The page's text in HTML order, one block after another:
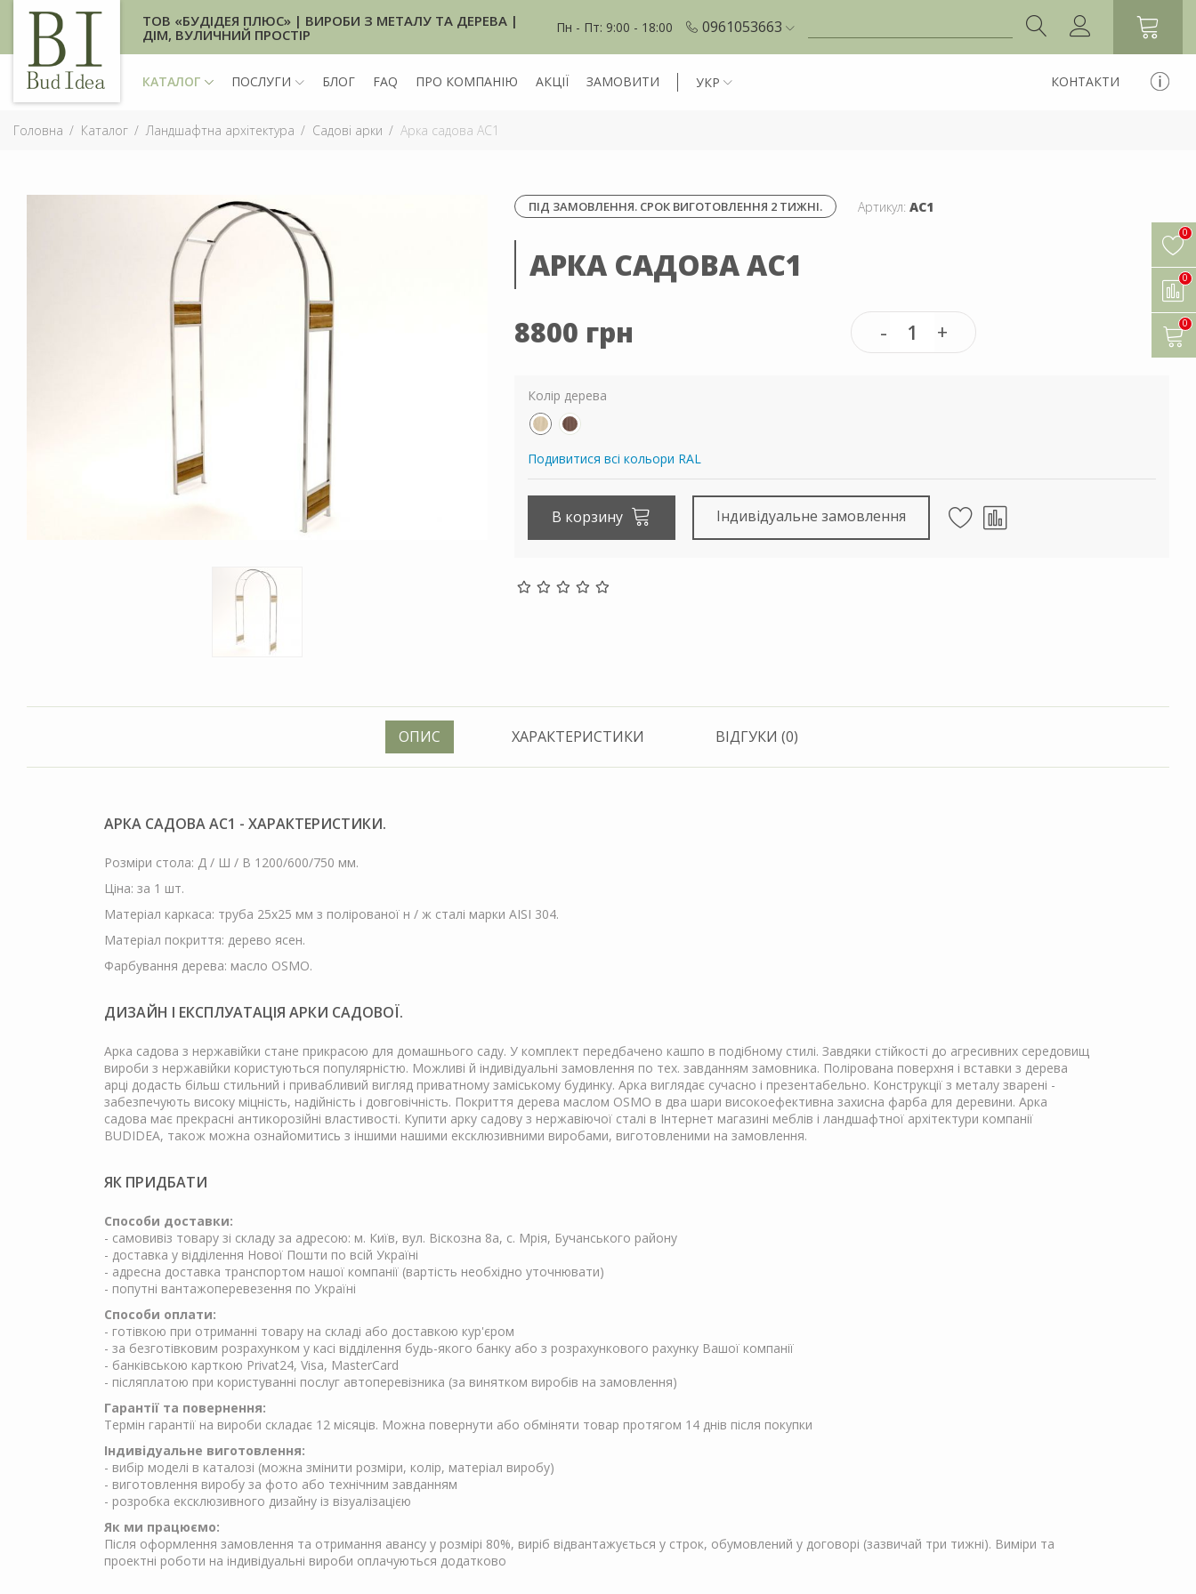
ТОВ «БУДІДЕЯ ПЛЮС» | ВИРОБИ З МЕТАЛУ ТА ДЕРЕВА |
ДІМ, ВУЛИЧНИЙ ПРОСТІР
Пн - Пт: 9:00 - 18:00 0961053663
КАТАЛОГ ПОСЛУГИ БЛОГ FAQ ПРО КОМПАНІЮ АКЦІЇ ЗАМОВИТИ УКР КОНТАКТИ
Головна Каталог Ландшафтна архітектура Садові арки Арка садова АС1
ПІД ЗАМОВЛЕННЯ. СРОК ВИГОТОВЛЕННЯ 2 ТИЖНІ. Артикул: АС1
АРКА САДОВА АС1
8800 грн
Колір дерева
Подивитися всі кольори RAL
В корзину Індивідуальне замовлення
ОПИС ХАРАКТЕРИСТИКИ ВІДГУКИ (0)
АРКА САДОВА АС1 - ХАРАКТЕРИСТИКИ.
Розміри стола: Д / Ш / В 1200/600/750 мм.
Ціна: за 1 шт.
Матеріал каркаса: труба 25х25 мм з полірованої н / ж сталі марки AISI 304.
Матеріал покриття: дерево ясен.
Фарбування дерева: масло OSMO.
ДИЗАЙН І ЕКСПЛУАТАЦІЯ АРКИ САДОВОЇ.
Арка садова з нержавійки стане прикрасою для домашнього саду. У комплект передбачено кашпо в подібному стилі. Завдяки стійкості до агресивних середовищ
вироби з нержавійки користуються популярністю. Можливі й індивідуальні замовлення по тех. завданням замовника. Полірована поверхня і вставки з дерева
арці додасть більш стильний і привабливий вигляд приватному заміському будинку. Арка виглядає сучасно і презентабельно. Конструкції з металу зварені -
забезпечують високу міцність, надійність і довговічність. Покриття дерева маслом OSMO в два шари високоефективна захисна фарба для деревини. Арка
садова має прекрасні антикорозійні властивості. Купити арку садову з нержавіючої сталі в Інтернет магазині меблів і ландшафтної архітектури компанії
BUDIDEA, також можна ознайомитись з іншими нашими ексклюзивними виробами, виготовленими на замовлення.
ЯК ПРИДБАТИ
Способи доставки:
- самовивіз товару зі складу за адресою: м. Київ, вул. Віскозна 8а, с. Мрія, Бучанського району
- доставка у відділення Нової Пошти по всій Україні
- адресна доставка транспортом нашої компанії (вартість необхідно уточнювати)
- попутні вантажоперевезення по Україні
Способи оплати:
- готівкою при отриманні товару на складі або доставкою кур'єром
- за безготівковим розрахунком у касі відділення будь-якого банку або з розрахункового рахунку Вашої компанії
- банківською карткою Privat24, Visa, MasterCard
- післяплатою при користуванні послуг автоперевізника (за винятком виробів на замовлення)
Гарантії та повернення:
Термін гарантії на вироби складає 12 місяців. Можна повернути або обміняти товар протягом 14 днів після покупки
Індивідуальне виготовлення:
- вибір моделі в каталозі (можна змінити розміри, колір, матеріал виробу)
- виготовлення виробу за фото або технічним завданням
- розробка ексклюзивного дизайну із візуалізацією
Як ми працюємо:
Після оформлення замовлення та отримання авансу у розмірі 80%, виріб відвантажується у строк, обумовлений у договорі (зазвичай три тижні). Виміри та
проектні роботи на індивідуальні вироби оплачуються додатково
0
0
0